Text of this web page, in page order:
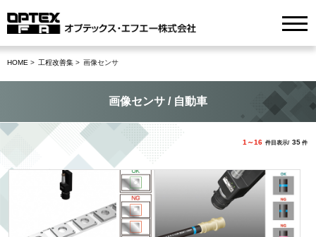
HOME 工程改善集 画像センサ
画像センサ / 自動車
1～16 件目表示/ 35 件